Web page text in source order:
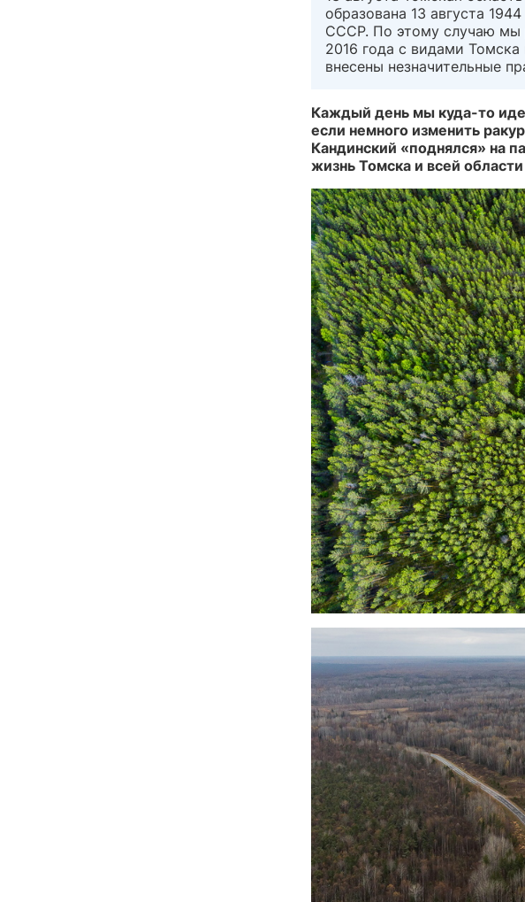
образована 13 августа
СССР. По этому случаю мы
2016 года с видами
внесены незначительные
Каждый день мы куда-то
если немного изменить
Кандинский «поднялся» на
жизнь Томска и всей